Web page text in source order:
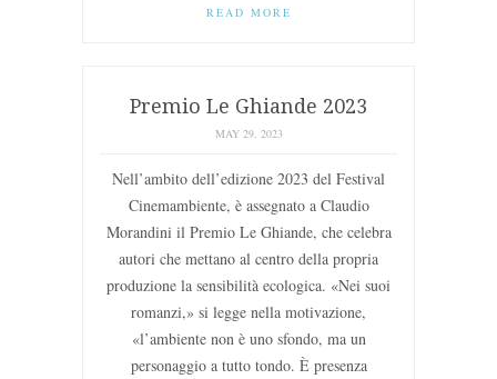
READ MORE
Premio Le Ghiande 2023
MAY 29, 2023
Nell’ambito dell’edizione 2023 del Festival
Cinemambiente, è assegnato a Claudio
Morandini il Premio Le Ghiande, che celebra
autori che mettano al centro della propria
produzione la sensibilità ecologica. «Nei suoi
romanzi,» si legge nella motivazione,
«l’ambiente non è uno sfondo, ma un
personaggio a tutto tondo. È presenza